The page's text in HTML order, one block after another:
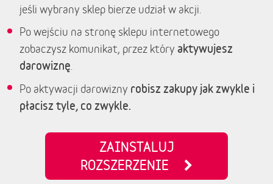
jeśli wybrany sklep bierze udział w akcji.
Po wejściu na stronę sklepu internetowego
zobaczysz komunikat, przez który aktywujesz
darowiznę
Po aktywacji darowizny robisz zakupy jak zwykle i
płacisz tyle, co zwykle.
ZAINSTALUJ
ROZSZERZENIE